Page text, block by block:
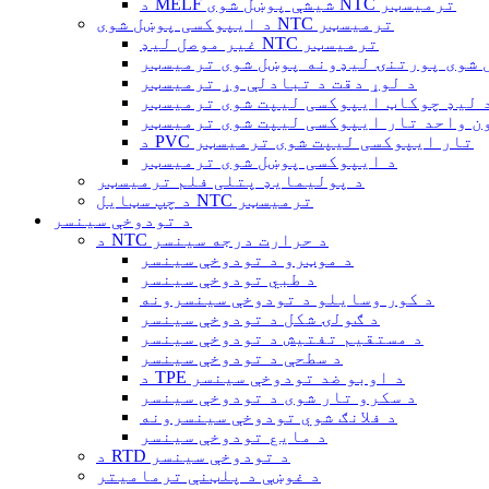
د ایپوکسی پوښل شوی NTC ترمیسټر
غیر موصل لیډ NTC ترمیسټر
شوی پورتنۍ لیډونه پوښل شوی ترمیسټر
د لوړ دقت د تبادلې وړ ترمیسټر
د لیډ چوکاټ ایپوکسی لیپت شوی ترمیسټر
واحد تار ایپوکسی لیپت شوی ترمیسټر
د PVC تار ایپوکسی لیپت شوی ترمیسټر
د ایپوکسی پوښل شوی ترمیسټر
د پولیمایډ پتلی فلم ترمیسټر
د چپ سټایل NTC ترمیسټر
د تودوخې سینسر
د NTC د حرارت درجه سینسر
د موټرو د تودوخې سینسر
د طبي تودوخې سینسر
د کور وسایلو د تودوخې سینسرونه
د ګولۍ شکل د تودوخې سینسر
د مستقیم تفتیش د تودوخې سینسر
د سطحې د تودوخې سینسر
د TPE د اوبو ضد تودوخې سینسر
د سکرو تار شوی د تودوخې سینسر
د فلانګ شوي تودوخې سینسرونه
د مایع تودوخې سینسر
د RTD د تودوخې سینسر
د غوښې د پلټنې ترمامیتر